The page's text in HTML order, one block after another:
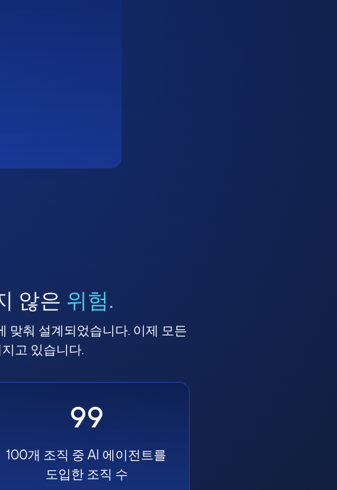
않은 위험.
맞춰 설계되었습니다. 이제 모든
고 있습니다.
99
100개 조직 중 AI 에이전트를
도입한 조직 수